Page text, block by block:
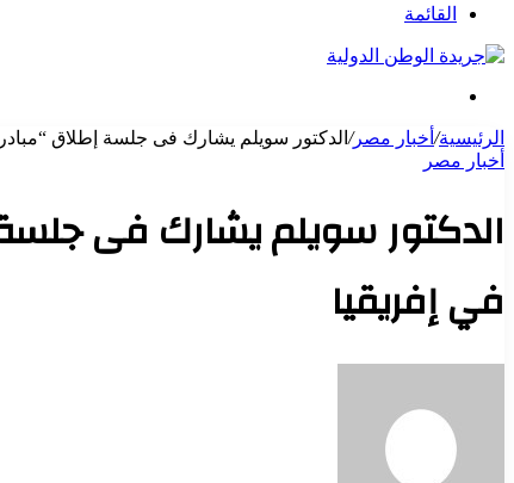
القائمة
الرئيسية/ أخبار مصر/ الدكتور سويلم يشارك فى جلسة إطلاق “مبادرة
أخبار مصر
الدكتور سويلم يشارك فى جلسة
في إفريقيا